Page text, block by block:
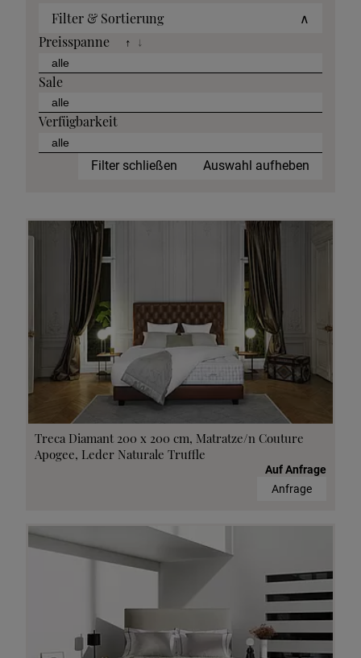
Filter & Sortierung
∧
Preisspanne
↑ ↓
Sale
Verfügbarkeit
Filter schließen Auswahl aufheben
Treca Diamant 200 x 200 cm, Matratze/n Couture
Apogee, Leder Naturale Truffle
Auf Anfrage
Anfrage